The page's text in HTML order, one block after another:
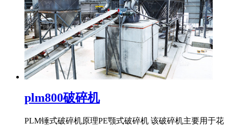
plm800破碎机
PLM锤式破碎机原理PE颚式破碎机 该破碎机主要用于花